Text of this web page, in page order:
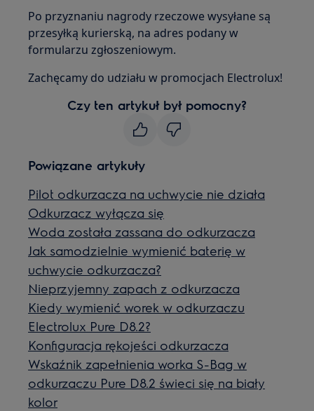
Po przyznaniu nagrody rzeczowe wysyłane są
przesyłką kurierską, na adres podany w
formularzu zgłoszeniowym.
Zachęcamy do udziału w promocjach Electrolux!
Czy ten artykuł był pomocny?
Powiązane artykuły
Pilot odkurzacza na uchwycie nie działa
Odkurzacz wyłącza się
Woda została zassana do odkurzacza
Jak samodzielnie wymienić baterię w
uchwycie odkurzacza?
Nieprzyjemny zapach z odkurzacza
Kiedy wymienić worek w odkurzaczu
Electrolux Pure D8.2?
Konfiguracja rękojeści odkurzacza
Wskaźnik zapełnienia worka S-Bag w
odkurzaczu Pure D8.2 świeci się na biały
kolor